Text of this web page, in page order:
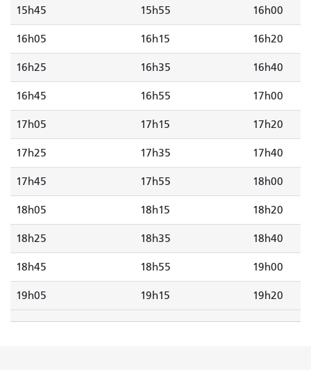
15h45 15h55 16h00
16h05 16h15 16h20
16h25 16h35 16h40
16h45 16h55 17h00
17h05 17h15 17h20
17h25 17h35 17h40
17h45 17h55 18h00
18h05 18h15 18h20
18h25 18h35 18h40
18h45 18h55 19h00
19h05 19h15 19h20